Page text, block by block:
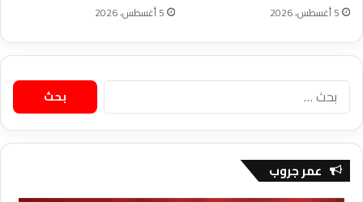
5 أغسطس، 2026 5 أغسطس، 2026
البحث
عن:
عمر جروب